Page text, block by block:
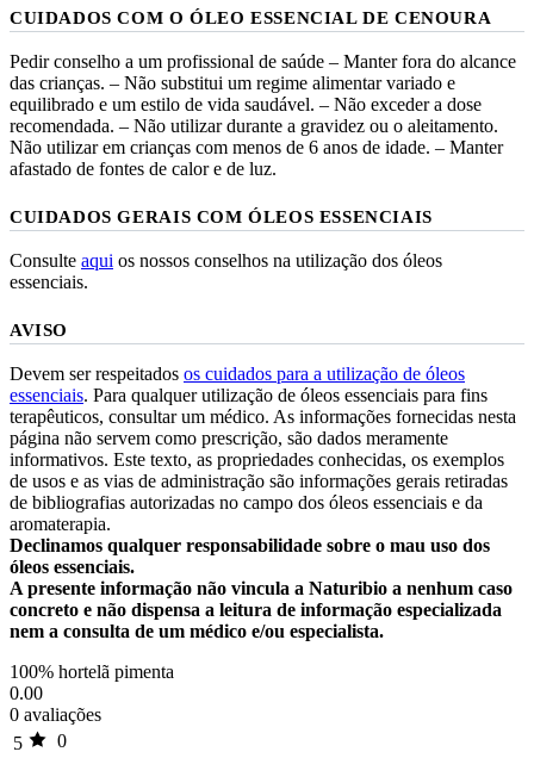
CUIDADOS COM O ÓLEO ESSENCIAL DE CENOURA
Pedir conselho a um profissional de saúde – Manter fora do alcance
das crianças. – Não substitui um regime alimentar variado e
equilibrado e um estilo de vida saudável. – Não exceder a dose
recomendada. – Não utilizar durante a gravidez ou o aleitamento.
Não utilizar em crianças com menos de 6 anos de idade. – Manter
afastado de fontes de calor e de luz.
CUIDADOS GERAIS COM ÓLEOS ESSENCIAIS
Consulte aqui os nossos conselhos na utilização dos óleos
essenciais.
AVISO
Devem ser respeitados os cuidados para a utilização de óleos
essenciais. Para qualquer utilização de óleos essenciais para fins
terapêuticos, consultar um médico. As informações fornecidas nesta
página não servem como prescrição, são dados meramente
informativos. Este texto, as propriedades conhecidas, os exemplos
de usos e as vias de administração são informações gerais retiradas
de bibliografias autorizadas no campo dos óleos essenciais e da
aromaterapia.
Declinamos qualquer responsabilidade sobre o mau uso dos
óleos essenciais.
A presente informação não vincula a Naturibio a nenhum caso
concreto e não dispensa a leitura de informação especializada
nem a consulta de um médico e/ou especialista.
100% hortelã pimenta
0.00
0 avaliações
5
0